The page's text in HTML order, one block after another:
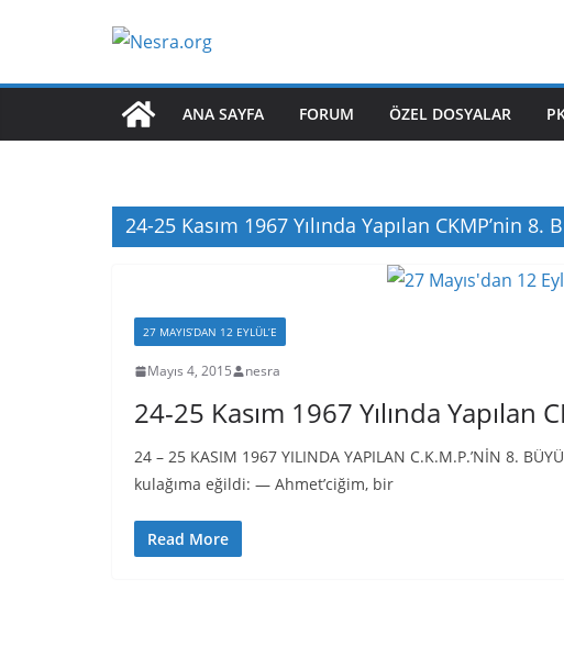
ANA SAYFA FORUM ÖZEL DOSYALAR
24-25 Kasım 1967 Yılında Yapılan CKMP’nin 8.
27 MAYIS’DAN 12 EYLÜL’E
Mayıs 4, 2015 nesra
24-25 Kasım 1967 Yılında Yapılan
24 – 25 KASIM 1967 YILINDA YAPILAN C.K.M.P.’NİN 8.
kulağıma eğildi: — Ahmet’ciğim, bir
Read More